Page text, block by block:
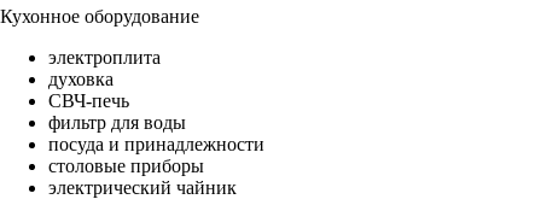
Кухонное оборудование
электроплита
духовка
СВЧ-печь
фильтр для воды
посуда и принадлежности
столовые приборы
электрический чайник